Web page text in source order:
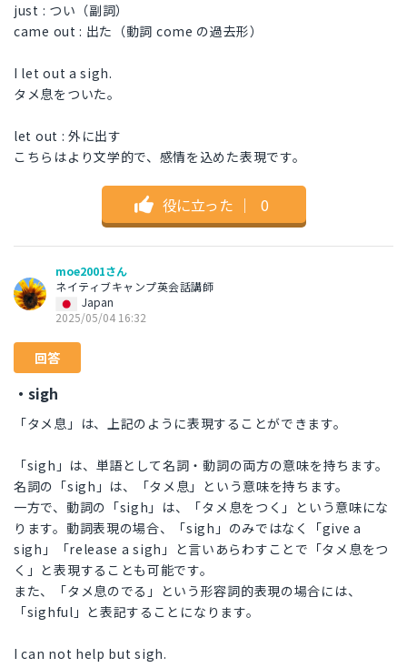
just : つい（副詞）
came out : 出た（動詞 come の過去形）
I let out a sigh.
タメ息をついた。
let out : 外に出す
こちらはより文学的で、感情を込めた表現です。
役に立った ｜ 0
moe2001さん
ネイティブキャンプ英会話講師
Japan
2025/05/04 16:32
回答
・sigh
「タメ息」は、上記のように表現することができます。
「sigh」は、単語として名詞・動詞の両方の意味を持ちます。
名詞の「sigh」は、「タメ息」という意味を持ちます。
一方で、動詞の「sigh」は、「タメ息をつく」という意味にな
ります。動詞表現の場合、「sigh」のみではなく「give a
sigh」「release a sigh」と言いあらわすことで「タメ息をつ
く」と表現することも可能です。
また、「タメ息のでる」という形容詞的表現の場合には、
「sighful」と表記することになります。
I can not help but sigh.